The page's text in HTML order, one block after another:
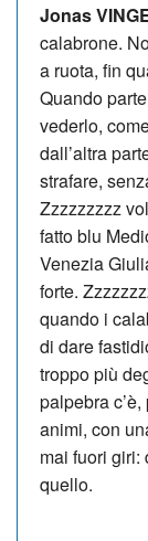
Jonas
calabrone.
a ruota, fin
Quando
vederlo,
dall’altra
strafare,
Zzzzzzzzz
fatto blu
Venezia
forte.
quando i
di dare
troppo più
palpebra
animi, con
mai fuori giri:
quello.